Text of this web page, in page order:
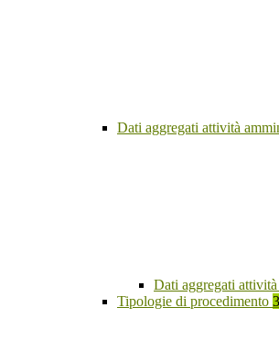
Dati aggregati attività
Dati aggregati
Tipologie di procedimento 3